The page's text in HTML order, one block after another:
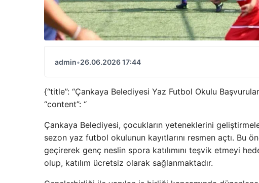
admin•26.06.2026 17:44
{“title”: “Çankaya Belediyesi Yaz Futbol Okulu
“content”: “
Çankaya Belediyesi, çocukların yeteneklerini
sezon yaz futbol okulunun kayıtlarını resmen açtı. Bu
geçirerek genç neslin spora katılımını teşvik etmeyi
olup, katılım ücretsiz olarak sağlanmaktadır.